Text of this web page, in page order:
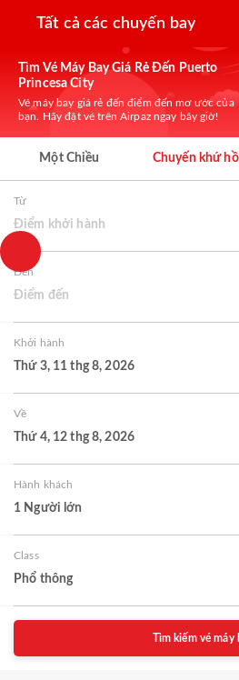
Tất cả các chuyến bay
Tìm Vé Máy Bay Giá Rẻ Đến Puerto
Princesa City
Vé máy bay giá rẻ đến điểm đến mơ ước của
bạn. Hãy đặt vé trên Airpaz ngay bây giờ!
Một Chiều Chuyến khứ
Từ
Điểm khởi hành
Đến
Điểm đến
Khởi hành
Thứ 3, 11 thg 8, 2026
Về
Thứ 4, 12 thg 8, 2026
Hành khách
1 Người lớn
Class
Phổ thông
Tìm kiếm vé máy